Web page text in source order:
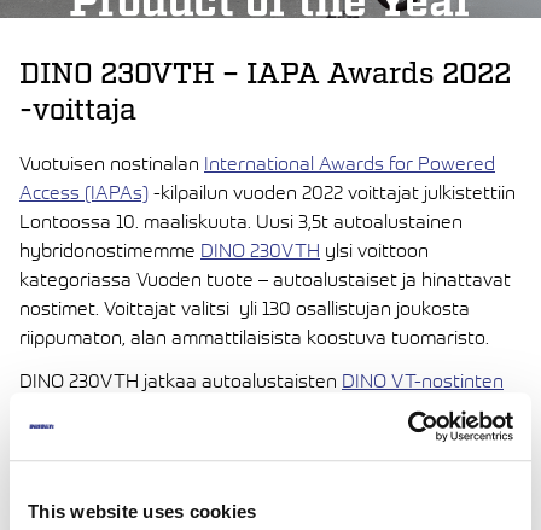
This website uses cookies
DINO 230VTH – IAPA Awards 2022
-voittaja
Vuotuisen nostinalan International Awards for Powered
Access (IAPAs) -kilpailun vuoden 2022 voittajat julkistettiin
Lontoossa 10. maaliskuuta. Uusi 3,5t autoalustainen
hybridonostimemme DINO 230VTH ylsi voittoon
kategoriassa Vuoden tuote – autoalustaiset ja hinattavat
nostimet. Voittajat valitsi yli 130 osallistujan joukosta
riippumaton, alan ammattilaisista koostuva tuomaristo.
DINO 230VTH jatkaa autoalustaisten DINO VT-nostinten
ja sähkökäytön ansiosta se nostaa sarjan
täysin uudelle tasolle. Kaikki nostimen liikkeet voidaan
operoida sähköisesti, mikä mahdollistaa hiljaisen ja täysin
sisätiloissa. Kuten edeltäjänsä, myös DINO 230VTH on